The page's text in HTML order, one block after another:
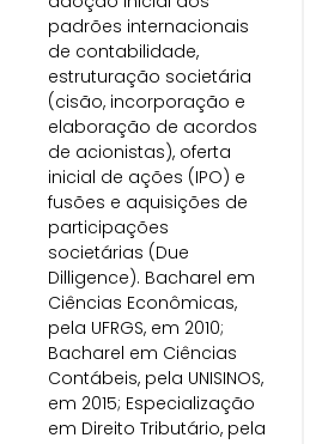
padrões internacionais
de contabilidade,
estruturação societária
(cisão, incorporação e
elaboração de acordos
de acionistas), oferta
inicial de ações (IPO) e
fusões e aquisições de
participações
societárias (Due
Dilligence). Bacharel em
Ciências Econômicas,
pela UFRGS, em 2010;
Bacharel em Ciências
Contábeis, pela UNISINOS,
em 2015; Especialização
em Direito Tributário, pela